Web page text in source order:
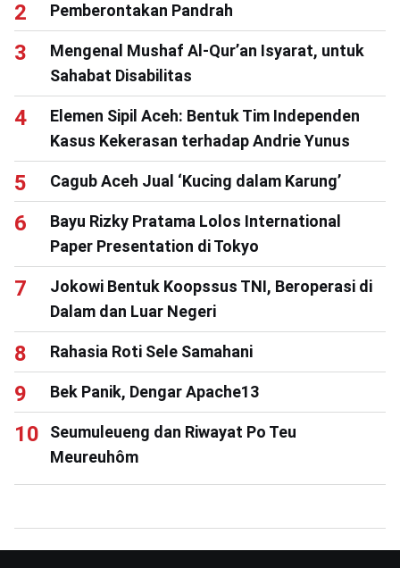
Pemberontakan Pandrah
Mengenal Mushaf Al-Qur’an Isyarat, untuk
Sahabat Disabilitas
Elemen Sipil Aceh: Bentuk Tim Independen
Kasus Kekerasan terhadap Andrie Yunus
Cagub Aceh Jual ‘Kucing dalam Karung’
Bayu Rizky Pratama Lolos International
Paper Presentation di Tokyo
Jokowi Bentuk Koopssus TNI, Beroperasi di
Dalam dan Luar Negeri
Rahasia Roti Sele Samahani
Bek Panik, Dengar Apache13
Seumuleueng dan Riwayat Po Teu
Meureuhôm